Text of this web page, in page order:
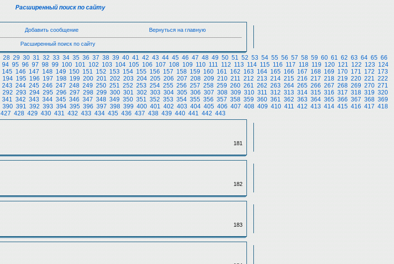
Расширенный поиск по сайту
Добавить сообщение Вернуться на главную
Расширенный поиск по сайту
28 29 30 31 32 33 34 35 36 37 38 39 40 41 42 43 44 45 46 47 48 49 50 51 52 53 54 55 56 57 58 59 60 61 62 63 64 65 66
94 95 96 97 98 99 100 101 102 103 104 105 106 107 108 109 110 111 112 113 114 115 116 117 118 119 120 121 122 123 124
145 146 147 148 149 150 151 152 153 154 155 156 157 158 159 160 161 162 163 164 165 166 167 168 169 170 171 172 173
194 195 196 197 198 199 200 201 202 203 204 205 206 207 208 209 210 211 212 213 214 215 216 217 218 219 220 221
222
243 244 245 246 247 248 249 250 251 252 253 254 255 256 257 258 259 260 261 262 263 264 265 266 267 268 269 270 271
292 293 294 295 296 297 298 299 300 301 302 303 304 305 306 307 308 309 310 311 312 313 314 315 316 317 318 319 320
341 342 343 344 345 346 347 348 349 350 351 352 353 354 355 356 357 358 359 360 361 362 363 364 365 366 367 368 369
390 391 392 393 394 395 396 397 398 399 400 401 402 403 404 405 406 407 408 409 410 411 412 413 414 415 416 417 418
427 428 429 430 431 432 433 434 435 436 437 438 439 440 441 442 443
181
182
183